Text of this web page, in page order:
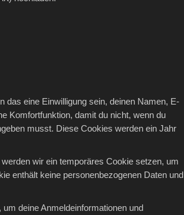
das eine Einwilligung sein, deinen Namen, E-
Komfortfunktion, damit du nicht, wenn du
musst. Diese Cookies werden ein Jahr
wir ein temporäres Cookie setzen, um
enthält keine personenbezogenen Daten und
deine Anmeldeinformationen und